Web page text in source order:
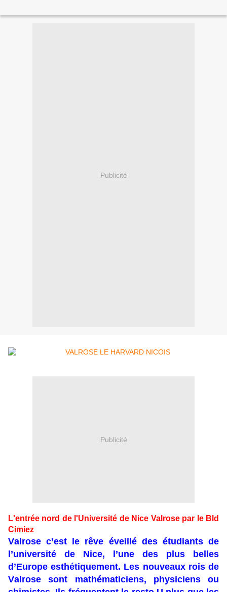
Publicité
Publicité
L'entrée nord de l'Université de Nice Valrose par le Bld
Cimiez
Valrose c’est le rêve éveillé des étudiants de
l’université de Nice, l’une des plus belles
d’Europe esthétiquement. Les nouveaux rois de
Valrose sont mathématiciens, physiciens ou